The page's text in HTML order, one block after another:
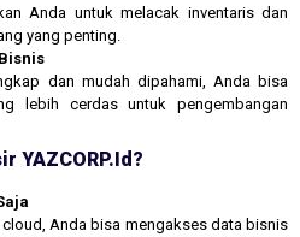
Anda untuk melacak inventaris dan
yang penting.
dan mudah dipahami, Anda bisa
lebih cerdas untuk pengembangan
YAZCORP.id?
Anda bisa mengakses data bisnis